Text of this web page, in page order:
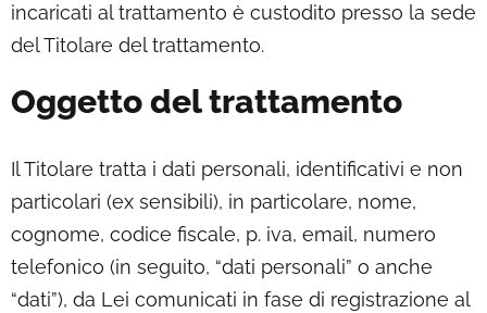
incaricati al trattamento è custodito presso la sede
del Titolare del trattamento.
Oggetto del trattamento
Il Titolare tratta i dati personali, identificativi e non
particolari (ex sensibili), in particolare, nome,
cognome, codice fiscale, p. iva, email, numero
telefonico (in seguito, “dati personali” o anche
“dati”), da Lei comunicati in fase di registrazione al